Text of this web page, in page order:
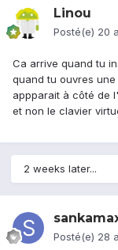
Linou
Posté(e) 20
Ca arrive quand tu
quand tu ouvres
appparait à côté de
et non le clavier
2 weeks later...
Posté(e) 28